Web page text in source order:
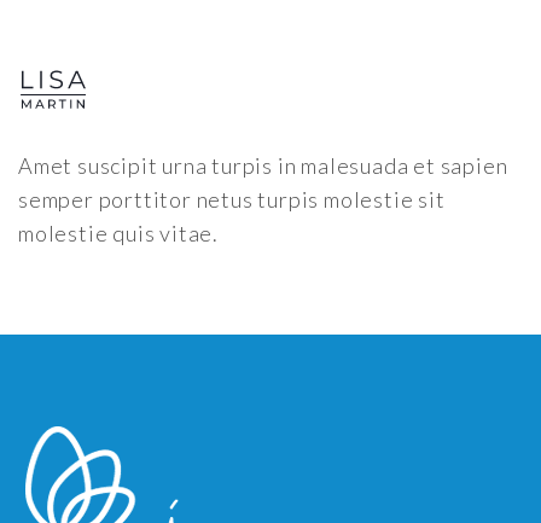
Amet suscipit urna turpis in malesuada et sapien
semper porttitor netus turpis molestie sit
molestie quis vitae.